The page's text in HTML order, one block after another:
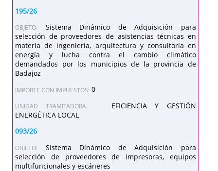
195/26
OBJETO:
Sistema Dinámico de Adquisición para
selección de proveedores de asistencias técnicas en
materia de ingeniería, arquitectura y consultoría en
energía y lucha contra el cambio climático
demandados por los municipios de la provincia de
Badajoz
IMPORTE CON IMPUESTOS: 0
UNIDAD TRAMITADORA:
EFICIENCIA Y GESTIÓN
ENERGÉTICA LOCAL
093/26
OBJETO:
Sistema Dinámico de Adquisición para
selección de proveedores de impresoras, equipos
multifuncionales y escáneres